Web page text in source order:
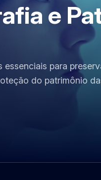
e
essenciais para
do patrimônio